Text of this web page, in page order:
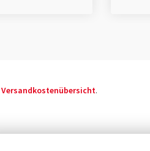
Versandkostenübersicht.